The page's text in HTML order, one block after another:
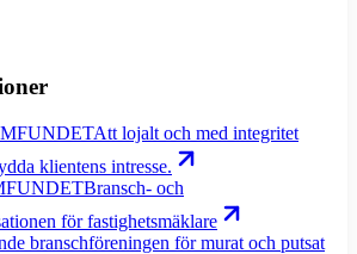
Att lojalt och med integritet
klientens intresse.
Bransch- och
för fastighetsmäklare
branschföreningen för murat och putsat